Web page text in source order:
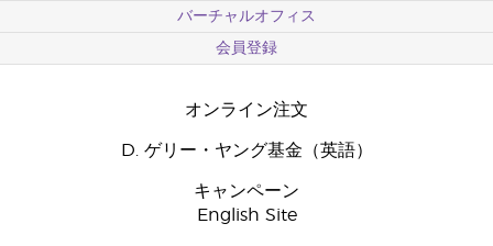
バーチャルオフィス
会員登録
オンライン注文
D. ゲリー・ヤング基金（英語）
キャンペーン
English Site